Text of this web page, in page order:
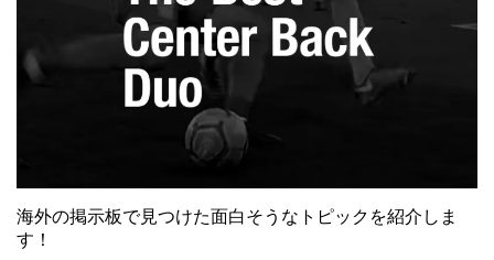
海外の掲示板で見つけた面白そうなトピックを紹介しま
す！